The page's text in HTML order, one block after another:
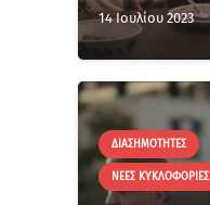
14 Ιουλίου 2023
ΔΙΑΣΗΜΌΤΗΤΕΣ
ΝΈΕΣ ΚΥΚΛΟΦΟΡΊΕΣ